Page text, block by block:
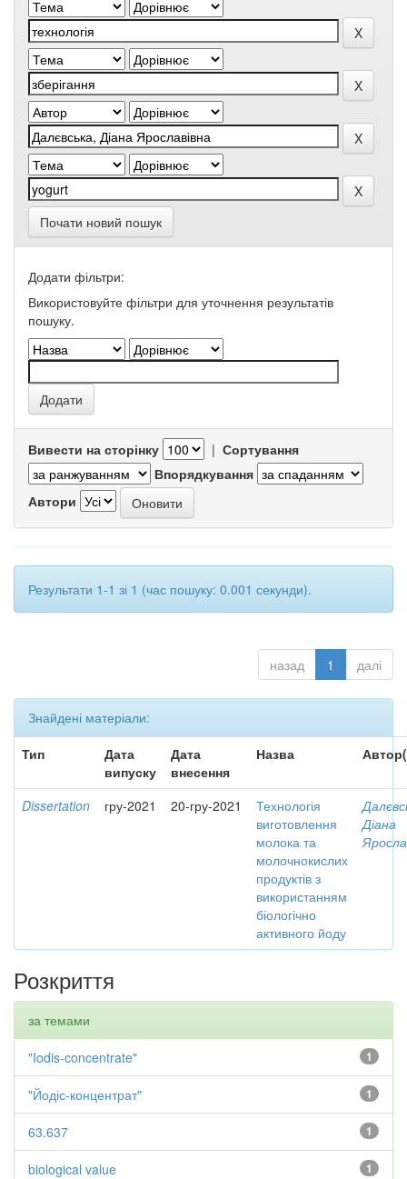
Почати новий пошук
Додати фільтри:
Використовуйте фільтри для уточнення результатів
пошуку.
Вивести на сторінку | Сортування
Впорядкування
Автори
Результати 1-1 зі 1 (час пошуку: 0.001 секунди).
назад 1 далі
Знайдені матеріали:
Тип
Дата
випуску
Дата
внесення
Назва
Dissertation гру-2021 20-гру-2021
Технологія
виготовлення
молока та
молочнокислих
продуктів з
використанням
біологічно
активного йоду
Діана
Розкриття
за темами
1
"Iodis-concentrate"
1
"Йодіс-концентрат"
1
63.637
1
biological value